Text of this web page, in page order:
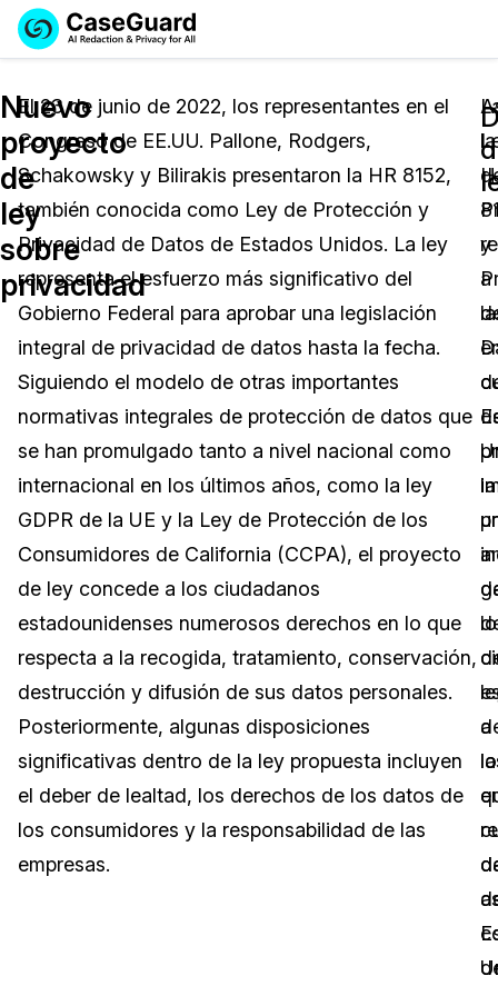
Licencia de CaseGuard Studio
Precios de Redacción a Pedido
Soluciones
Redacción de vídeos
Redacción de documentos
Redacción de audio
Redacción de imágenes
Transcripción y Traducción
Industrias
Cuerpos Policiales
Transportación
Educación
El Gobierno
Sector Jurídico
Servicios Financieros
Medios de Comunicación y
Entretenimiento
Centros de Atención Telefónica
Centros de Crisis y Las Líneas Directas
Precios
Recursos
Artículos
Casos Practicos
Centro de Ayuda
Videoteca
Recomendaciones
Sobre nosotros
Trabaja con nosotros
Eventos
Demo
English
Español
Nuevo
proyecto
de
ley
sobre
privacidad
El 23 de junio de 2022, los representantes en el
Congreso de EE.UU. Pallone, Rodgers,
Schakowsky y Bilirakis presentaron la HR 8152,
también conocida como Ley de Protección y
Privacidad de Datos de Estados Unidos. La ley
representa el esfuerzo más significativo del
Gobierno Federal para aprobar una legislación
integral de privacidad de datos hasta la fecha.
Siguiendo el modelo de otras importantes
normativas integrales de protección de datos que
se han promulgado tanto a nivel nacional como
internacional en los últimos años, como la ley
GDPR de la UE y la Ley de Protección de los
Consumidores de California (CCPA), el proyecto
de ley concede a los ciudadanos
estadounidenses numerosos derechos en lo que
respecta a la recogida, tratamiento, conservación,
destrucción y difusión de sus datos personales.
Posteriormente, algunas disposiciones
significativas dentro de la ley propuesta incluyen
el deber de lealtad, los derechos de los datos de
los consumidores y la responsabilidad de las
empresas.
y
a
la
a
la